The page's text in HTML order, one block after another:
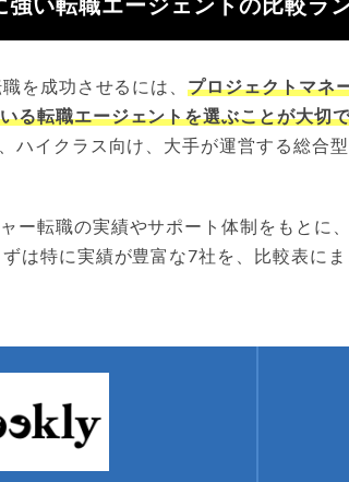
い転職エージェントの比較ラ
を成功させるには、プロジェクトマネ
る転職エージェントを選ぶことが大切
ハイクラス向け、大手が運営する総合
ー転職の実績やサポート体制をもとに
は特に実績が豊富な7社を、比較表にま